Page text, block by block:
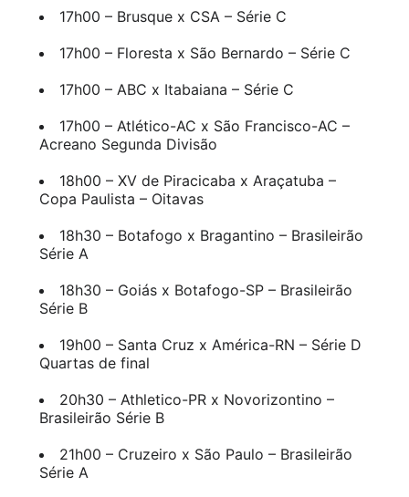
17h00 – Brusque x CSA – Série C
17h00 – Floresta x São Bernardo – Série C
17h00 – ABC x Itabaiana – Série C
17h00 – Atlético-AC x São Francisco-AC –
Acreano Segunda Divisão
18h00 – XV de Piracicaba x Araçatuba –
Copa Paulista – Oitavas
18h30 – Botafogo x Bragantino – Brasileirão
Série A
18h30 – Goiás x Botafogo-SP – Brasileirão
Série B
19h00 – Santa Cruz x América-RN – Série D
Quartas de final
20h30 – Athletico-PR x Novorizontino –
Brasileirão Série B
21h00 – Cruzeiro x São Paulo – Brasileirão
Série A